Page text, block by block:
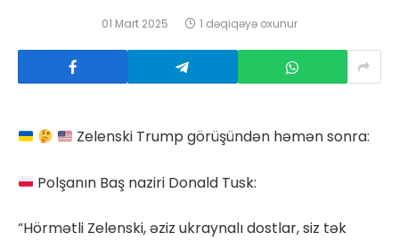
01 Mart 2025 1 dəqiqəyə oxunur
Zelenski Trump görüşündən həmən sonra:
Polşanın Baş naziri Donald Tusk:
“Hörmətli Zelenski, əziz ukraynalı dostlar, siz tək